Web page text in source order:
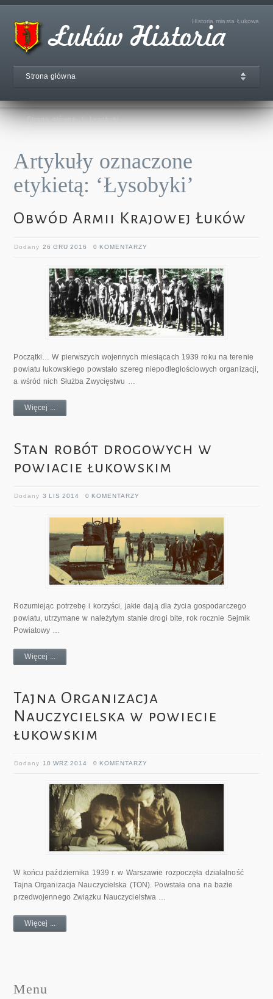
Historia miasta Łukowa
Strona główna
Strona główna Łysobyki
Artykuły oznaczone
etykietą: ‘Łysobyki’
Obwód Armii Krajowej Łuków
Dodany26 GRU 2016 0 KOMENTARZY
Początki… W pierwszych wojennych miesiącach 1939 roku na terenie
powiatu łukowskiego powstało szereg niepodległościowych organizacji,
a wśród nich Służba Zwycięstwu …
Więcej ...
Stan robót drogowych w
powiacie łukowskim
Dodany3 LIS 2014 0 KOMENTARZY
Rozumiejąc potrzebę i korzyści, jakie dają dla życia gospodarczego
powiatu, utrzymane w należytym stanie drogi bite, rok rocznie Sejmik
Powiatowy …
Więcej ...
Tajna Organizacja
Nauczycielska w powiecie
łukowskim
Dodany 10 WRZ 2014 0 KOMENTARZY
W końcu października 1939 r. w Warszawie rozpoczęła działalność
Tajna Organizacja Nauczycielska (TON). Powstała ona na bazie
przedwojennego Związku Nauczycielstwa …
Więcej ...
Menu